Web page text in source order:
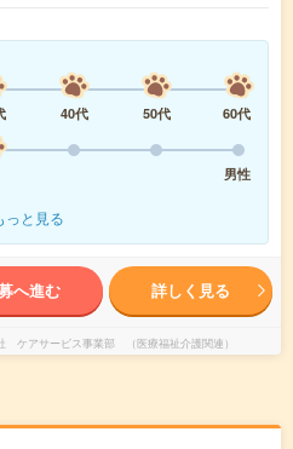
40代 50代
60代
男性
っと見る
へ進む 詳しく見る
ケアサービス事業部 （医療福祉介護関連）